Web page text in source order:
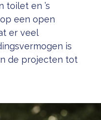
toilet en ’s
een open
er veel
is
de projecten tot